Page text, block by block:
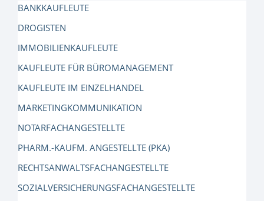
BANKKAUFLEUTE
DROGISTEN
IMMOBILIENKAUFLEUTE
KAUFLEUTE FÜR BÜROMANAGEMENT
KAUFLEUTE IM EINZELHANDEL
MARKETINGKOMMUNIKATION
NOTARFACHANGESTELLTE
PHARM.-KAUFM. ANGESTELLTE (PKA)
RECHTSANWALTSFACHANGESTELLTE
SOZIALVERSICHERUNGSFACHANGESTELLTE